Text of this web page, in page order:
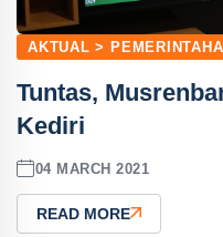
AKTUAL >
Tuntas,
Kediri
04 MARCH 2021
READ MORE